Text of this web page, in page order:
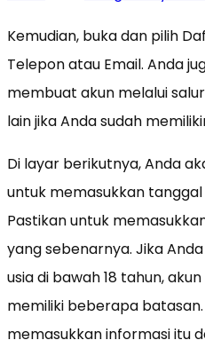
Kemudian, buka dan pilih
Telepon atau Email. Anda
membuat akun melalui
lain jika Anda sudah
Di layar berikutnya, Anda
untuk memasukkan tanggal
Pastikan untuk
yang sebenarnya. Jika
usia di bawah 18 tahun,
memiliki beberapa
memasukkan informasi itu